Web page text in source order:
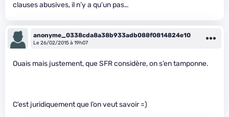
clauses abusives, il n’y a qu’un pas…
anonyme_0338cda8a38b933adb088f0814824e10
Le 26/02/2015 à 19h07
Ouais mais justement, que SFR considère, on s’en tamponne.
C’est juridiquement que l’on veut savoir =)